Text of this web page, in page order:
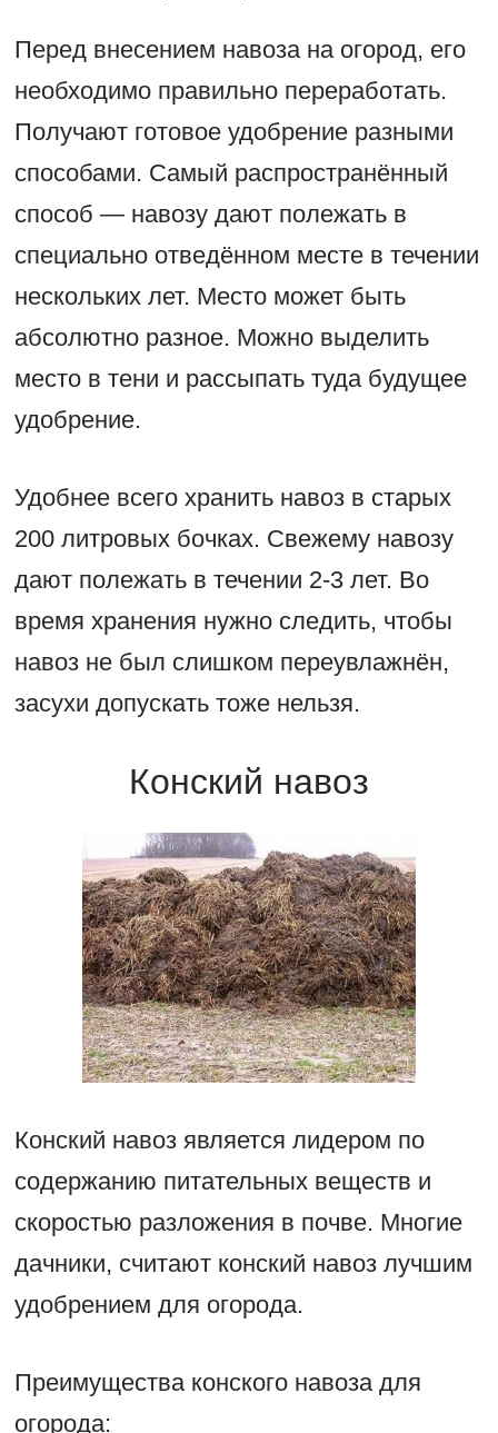
Перед внесением навоза на огород, его
необходимо правильно переработать.
Получают готовое удобрение разными
способами. Самый распространённый
способ — навозу дают полежать в
специально отведённом месте в течении
нескольких лет. Место может быть
абсолютно разное. Можно выделить
место в тени и рассыпать туда будущее
удобрение.
Удобнее всего хранить навоз в старых
200 литровых бочках. Свежему навозу
дают полежать в течении 2-3 лет. Во
время хранения нужно следить, чтобы
навоз не был слишком переувлажнён,
засухи допускать тоже нельзя.
Конский навоз
Конский навоз является лидером по
содержанию питательных веществ и
скоростью разложения в почве. Многие
дачники, считают конский навоз лучшим
удобрением для огорода.
Преимущества конского навоза для
огорода: